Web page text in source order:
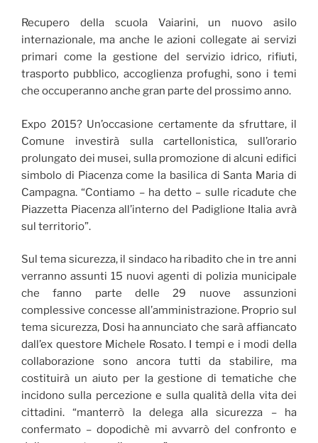
Recupero della scuola Vaiarini, un nuovo asilo
internazionale, ma anche le azioni collegate ai servizi
primari come la gestione del servizio idrico, rifiuti,
trasporto pubblico, accoglienza profughi, sono i temi
che occuperanno anche gran parte del prossimo anno.
Expo 2015? Un’occasione certamente da sfruttare, il
Comune investirà sulla cartellonistica, sull’orario
prolungato dei musei, sulla promozione di alcuni edifici
simbolo di Piacenza come la basilica di Santa Maria di
Campagna. “Contiamo – ha detto – sulle ricadute che
Piazzetta Piacenza all’interno del Padiglione Italia avrà
sul territorio”.
Sul tema sicurezza, il sindaco ha ribadito che in tre anni
verranno assunti 15 nuovi agenti di polizia municipale
che fanno parte delle 29 nuove assunzioni
complessive concesse all’amministrazione. Proprio sul
tema sicurezza, Dosi ha annunciato che sarà affiancato
dall’ex questore Michele Rosato. I tempi e i modi della
collaborazione sono ancora tutti da stabilire, ma
costituirà un aiuto per la gestione di tematiche che
incidono sulla percezione e sulla qualità della vita dei
cittadini. “manterrò la delega alla sicurezza – ha
confermato – dopodichè mi avvarrò del confronto e